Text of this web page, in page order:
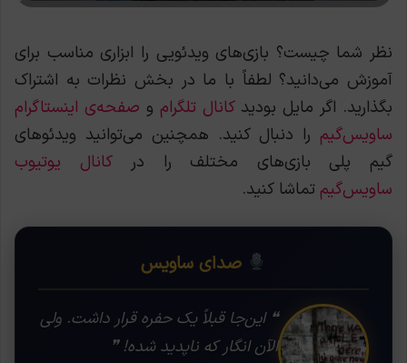
نظر شما چیست؟ بازی‌های ویدئویی را ابزاری مناسب برای
آموزش می‌دانید؟ لطفاً با ما در بخش نظرات به اشتراک
بگذارید. اگر مایل بودیدکانال تلگرام و صفحه‌ی اینستاگرام
ساویس‌گیم را دنبال کنید. همچنین می‌توانید ویدئوهای
گیم پلی بازی‌های مختلف را درکانال یوتیوب
ساویس‌گیم تماشا کنید.
صدای ساویس
❝ این‌جا قبلاً یک حفره قرار داشت. ولی
الآن انگار که ناپدید شده! ❞